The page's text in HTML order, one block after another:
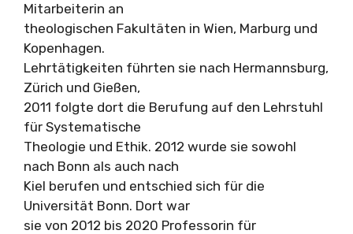
Mitarbeiterin an
theologischen Fakultäten in Wien, Marburg und
Kopenhagen.
Lehrtätigkeiten führten sie nach Hermannsburg,
Zürich und Gießen,
2011 folgte dort die Berufung auf den Lehrstuhl
für Systematische
Theologie und Ethik. 2012 wurde sie sowohl
nach Bonn als auch nach
Kiel berufen und entschied sich für die
Universität Bonn. Dort war
sie von 2012 bis 2020 Professorin für